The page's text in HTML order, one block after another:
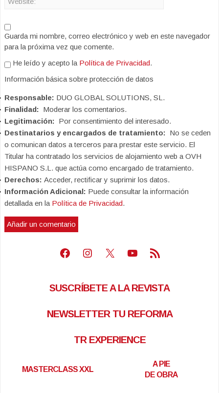
Guarda mi nombre, correo electrónico y web en este navegador
para la próxima vez que comente.
He leído y acepto la Política de Privacidad.
Información básica sobre protección de datos
Responsable: DUO GLOBAL SOLUTIONS, SL.
Finalidad: Moderar los comentarios.
Legitimación: Por consentimiento del interesado.
Destinatarios y encargados de tratamiento: No se ceden
o comunican datos a terceros para prestar este servicio. El
Titular ha contratado los servicios de alojamiento web a OVH
HISPANO S.L. que actúa como encargado de tratamiento.
Derechos: Acceder, rectificar y suprimir los datos.
Información Adicional: Puede consultar la información
detallada en la Política de Privacidad.
Facebook
Instagram
X Youtube
Feed RSS
SUSCRÍBETE A LA REVISTA
NEWSLETTER TU REFORMA
TR EXPERIENCE
MASTERCLASS XXL
A PIE
DE OBRA